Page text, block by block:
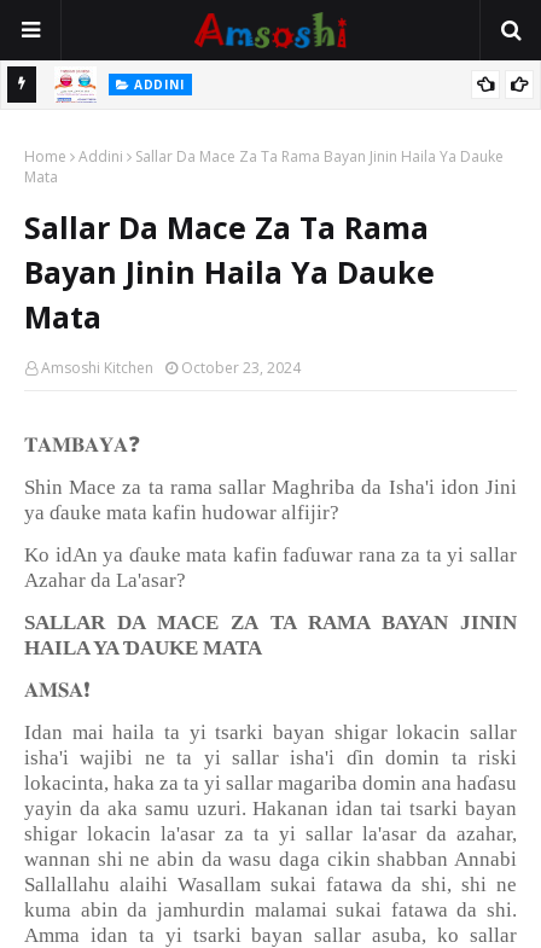
ADDINI
Home Addini
Sallar Da Mace Za Ta Rama Bayan Jinin Haila Ya Dauke
Mata
Sallar Da Mace Za Ta Rama
Bayan Jinin Haila Ya Dauke
Mata
Amsoshi Kitchen October 23, 2024
𝐓𝐀𝐌𝐁𝐀𝐘𝐀❓
Shin Mace za ta rama sallar Maghriba da Isha'i idon Jini
ya ɗauke mata kafin hudowar alfijir?
Ko idAn ya ɗauke mata kafin faɗuwar rana za ta yi sallar
Azahar da La'asar?
SALLAR DA MACE ZA TA RAMA BAYAN JININ
HAILA YAƊAUKE MATA
𝐀𝐌𝐒𝐀❗️
Idan mai haila ta yi tsarki bayan shigar lokacin sallar
isha'i wajibi ne ta yi sallar isha'i ɗin domin ta riski
lokacinta, haka za ta yi sallar magariba domin ana haɗasu
yayin da aka samu uzuri. Hakanan idan tai tsarki bayan
shigar lokacin la'asar za ta yi sallar la'asar da azahar,
wannan shi ne abin da wasu daga cikin shabban Annabi
Sallallahu alaihi Wasallam sukai fatawa da shi, shi ne
kuma abin da jamhurdin malamai sukai fatawa da shi.
Amma idan ta yi tsarki bayan sallar asuba, ko sallar